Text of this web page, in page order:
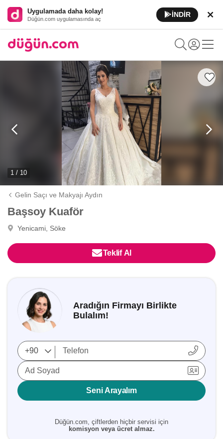
Uygulamada daha kolay!
Düğün.com uygulamasında aç
İNDİR
1 / 10
Gelin Saçı ve Makyajı Aydın
Başsoy Kuaför
Yenicami, Söke
Teklif Al
Aradığın Firmayı Birlikte
Bulalım!
Ad Soyad
Seni Arayalım
Düğün.com, çiftlerden hiçbir servisi için
komisyon veya ücret almaz.